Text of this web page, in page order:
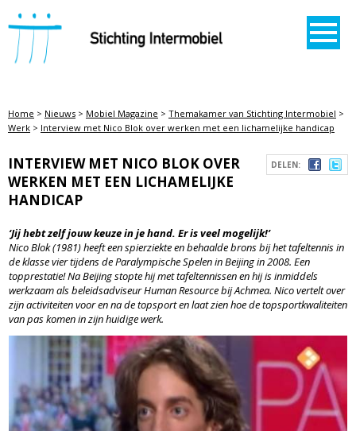
STICHTING INTERMOBIEL
Home > Nieuws > Mobiel Magazine > Themakamer van Stichting Intermobiel >
Werk > Interview met Nico Blok over werken met een lichamelijke handicap
DELEN:
INTERVIEW MET NICO BLOK OVER
WERKEN MET EEN LICHAMELIJKE
HANDICAP
‘Jij hebt zelf jouw keuze in je hand. Er is veel mogelijk!’
Nico Blok (1981) heeft een spierziekte en behaalde brons bij het tafeltennis in
de klasse vier tijdens de Paralympische Spelen in Beijing in 2008. Een
topprestatie! Na Beijing stopte hij met tafeltennissen en hij is inmiddels
werkzaam als beleidsadviseur Human Resource bij Achmea. Nico vertelt over
zijn activiteiten voor en na de topsport en laat zien hoe de topsportkwaliteiten
van pas komen in zijn huidige werk.